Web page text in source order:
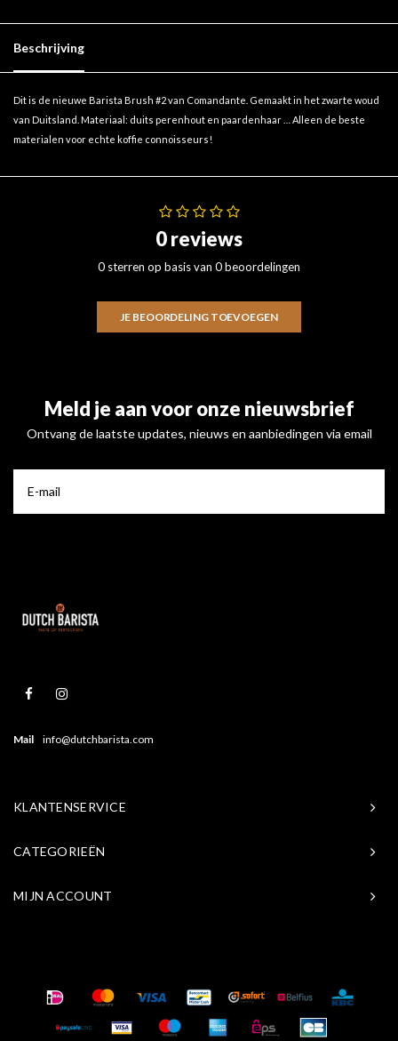
Beschrijving
Dit is de nieuwe Barista Brush #2 van Comandante. Gemaakt in het zwarte woud
van Duitsland. Materiaal: duits perenhout en paardenhaar … Alleen de beste
materialen voor echte koffie connoisseurs!
0 reviews
0 sterren op basis van 0 beoordelingen
JE BEOORDELING TOEVOEGEN
Meld je aan voor onze nieuwsbrief
Ontvang de laatste updates, nieuws en aanbiedingen via email
Mail info@dutchbarista.com
KLANTENSERVICE
CATEGORIEËN
MIJN ACCOUNT